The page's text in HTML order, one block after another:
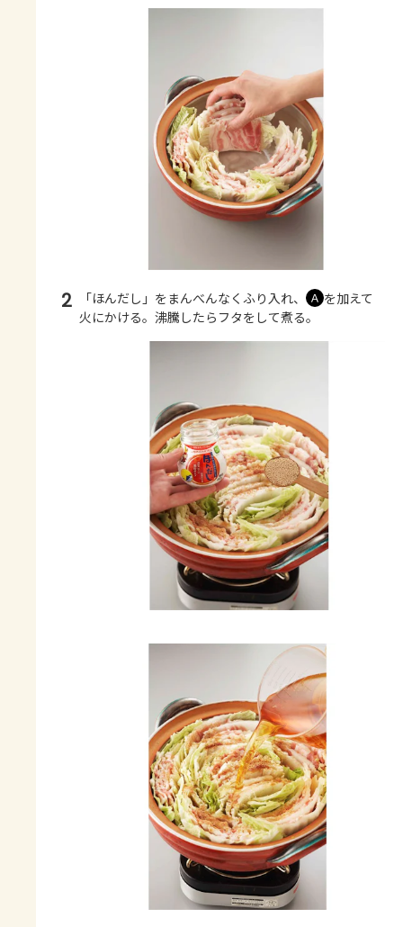
2 「ほんだし」をまんべんなくふり入れ、 Ａ を加えて
火にかける。沸騰したらフタをして煮る。